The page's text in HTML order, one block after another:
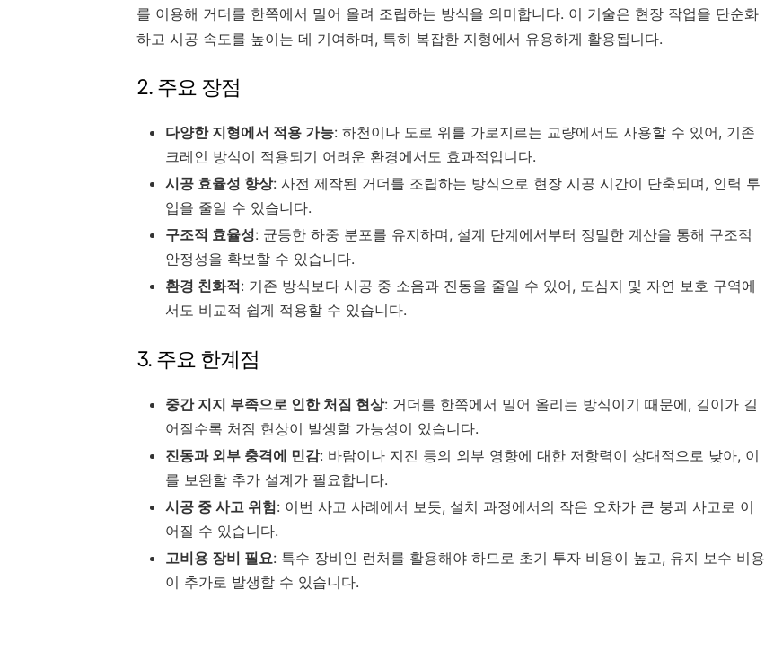
를 이용해 거더를 한쪽에서 밀어 올려 조립하는 방식을 의미합니다. 이 기술은 현장 작업을 단순화
하고 시공 속도를 높이는 데 기여하며, 특히 복잡한 지형에서 유용하게 활용됩니다.
2. 주요 장점
다양한 지형에서 적용 가능: 하천이나 도로 위를 가로지르는 교량에서도 사용할 수 있어, 기존
크레인 방식이 적용되기 어려운 환경에서도 효과적입니다.
시공 효율성 향상: 사전 제작된 거더를 조립하는 방식으로 현장 시공 시간이 단축되며, 인력 투
입을 줄일 수 있습니다.
구조적 효율성: 균등한 하중 분포를 유지하며, 설계 단계에서부터 정밀한 계산을 통해 구조적
안정성을 확보할 수 있습니다.
환경 친화적: 기존 방식보다 시공 중 소음과 진동을 줄일 수 있어, 도심지 및 자연 보호 구역에
서도 비교적 쉽게 적용할 수 있습니다.
3. 주요 한계점
중간 지지 부족으로 인한 처짐 현상: 거더를 한쪽에서 밀어 올리는 방식이기 때문에, 길이가 길
어질수록 처짐 현상이 발생할 가능성이 있습니다.
진동과 외부 충격에 민감: 바람이나 지진 등의 외부 영향에 대한 저항력이 상대적으로 낮아, 이
를 보완할 추가 설계가 필요합니다.
시공 중 사고 위험: 이번 사고 사례에서 보듯, 설치 과정에서의 작은 오차가 큰 붕괴 사고로 이
어질 수 있습니다.
고비용 장비 필요: 특수 장비인 런처를 활용해야 하므로 초기 투자 비용이 높고, 유지 보수 비용
이 추가로 발생할 수 있습니다.